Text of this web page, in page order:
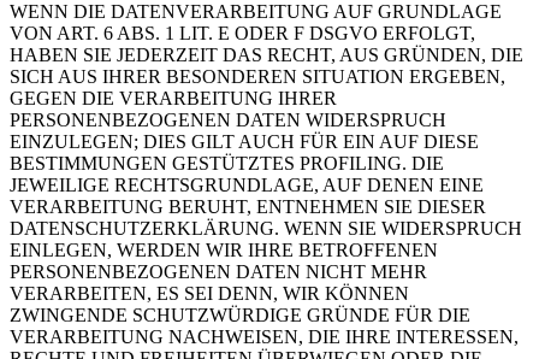
WENN DIE DATENVERARBEITUNG AUF GRUNDLAGE
VON ART. 6 ABS. 1 LIT. E ODER F DSGVO ERFOLGT,
HABEN SIE JEDERZEIT DAS RECHT, AUS GRÜNDEN, DIE
SICH AUS IHRER BESONDEREN SITUATION ERGEBEN,
GEGEN DIE VERARBEITUNG IHRER
PERSONENBEZOGENEN DATEN WIDERSPRUCH
EINZULEGEN; DIES GILT AUCH FÜR EIN AUF DIESE
BESTIMMUNGEN GESTÜTZTES PROFILING. DIE
JEWEILIGE RECHTSGRUNDLAGE, AUF DENEN EINE
VERARBEITUNG BERUHT, ENTNEHMEN SIE DIESER
DATENSCHUTZERKLÄRUNG. WENN SIE WIDERSPRUCH
EINLEGEN, WERDEN WIR IHRE BETROFFENEN
PERSONENBEZOGENEN DATEN NICHT MEHR
VERARBEITEN, ES SEI DENN, WIR KÖNNEN
ZWINGENDE SCHUTZWÜRDIGE GRÜNDE FÜR DIE
VERARBEITUNG NACHWEISEN, DIE IHRE INTERESSEN,